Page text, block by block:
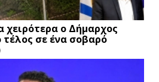
χειρότερα ο Δήμαρχος
σε ένα σοβαρό